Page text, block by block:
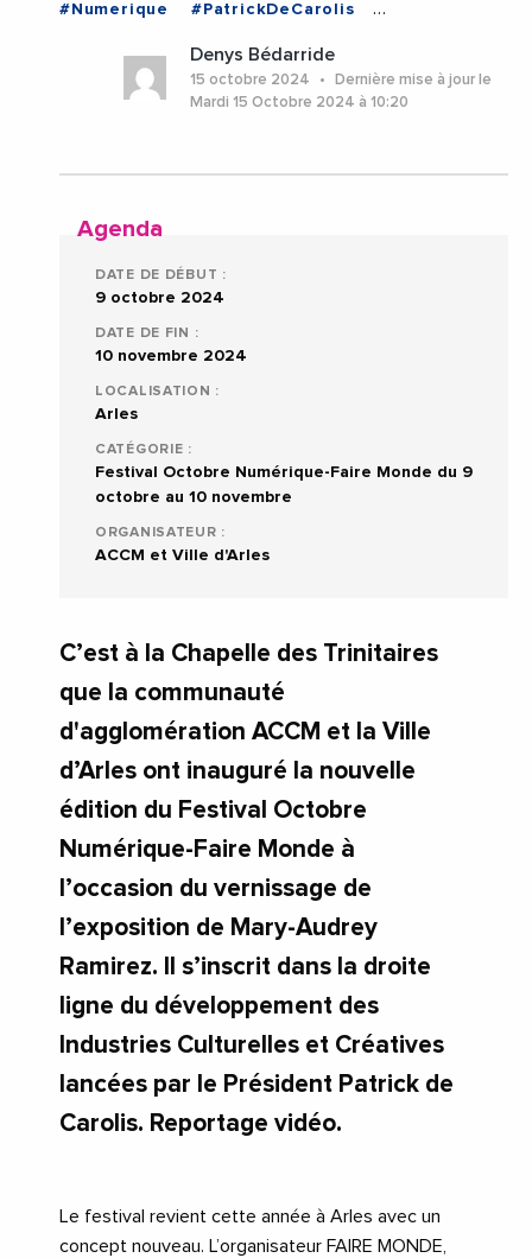
#Numerique
#PatrickDeCarolis
#BouchesDuRhone
Denys Bédarride
15 octobre 2024
Dernière mise à jour le
Mardi 15 Octobre 2024 à 10:20
Agenda
DATE DE DÉBUT :
9 octobre 2024
DATE DE FIN :
10 novembre 2024
LOCALISATION :
Arles
CATÉGORIE :
Festival Octobre Numérique-Faire Monde du 9
octobre au 10 novembre
ORGANISATEUR :
ACCM et Ville d'Arles
C’est à la Chapelle des Trinitaires
que la communauté
d'agglomération ACCM et la Ville
d’Arles ont inauguré la nouvelle
édition du Festival Octobre
Numérique-Faire Monde à
l’occasion du vernissage de
l’exposition de Mary-Audrey
Ramirez. Il s’inscrit dans la droite
ligne du développement des
Industries Culturelles et Créatives
lancées par le Président Patrick de
Carolis. Reportage vidéo.
Le festival revient cette année à Arles avec un
concept nouveau. L’organisateur FAIRE MONDE,